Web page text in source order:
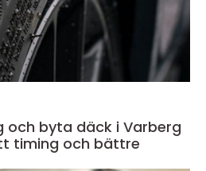
och byta däck i Varberg
timing och bättre